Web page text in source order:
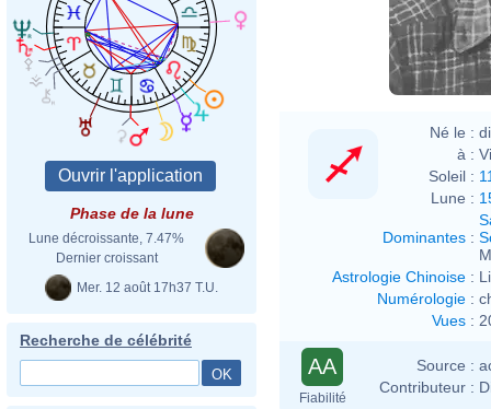
Phase de la lune
Lune décroissante, 7.47%
Dernier croissant
Mer. 12 août 17h37 T.U.
Recherche de célébrité
Né le :
à :
Soleil :
Lune :
Dominantes :
Astrologie Chinoise :
Numérologie :
Vues :
AA
Fiabilité
Source :
Contributeur :